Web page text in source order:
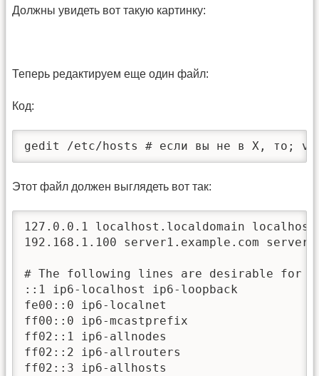
Должны увидеть вот такую картинку:
Теперь редактируем еще один файл:
Код:
gedit /etc/hosts # если вы не в Х, то;
Этот файл должен выглядеть вот так:
127.0.0.1 localhost.localdomain
192.168.1.100 server1.example.com server1
# The following lines are desirable for
::1 ip6-localhost ip6-loopback
fe00::0 ip6-localnet
ff00::0 ip6-mcastprefix
ff02::1 ip6-allnodes
ff02::2 ip6-allrouters
ff02::3 ip6-allhosts